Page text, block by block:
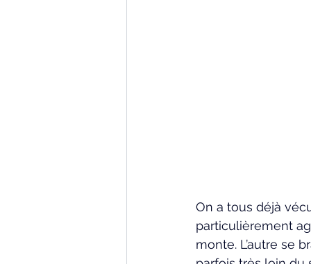
On a tous déjà
particulièrement
monte. L’autre se